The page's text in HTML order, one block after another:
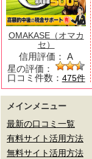
OMAKASE（オマカ
セ）
信用評価： A
星の評価：
口コミ件数： 475件
メインメニュー
最新の口コミ一覧
有料サイト活用方法
無料サイト活用方法